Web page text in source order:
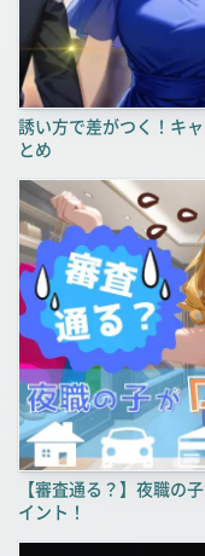
誘い方で差がつく！キ
とめ
【審査通る？】夜職の
イント！